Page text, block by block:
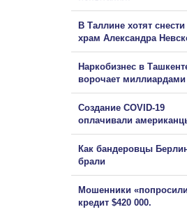
В Таллине хотят снести
храм Александра
Наркобизнес в
ворочает миллиардами
Создание COVID-19
оплачивали
Как бандеровцы
брали
Мошенники
кредит $420 000.